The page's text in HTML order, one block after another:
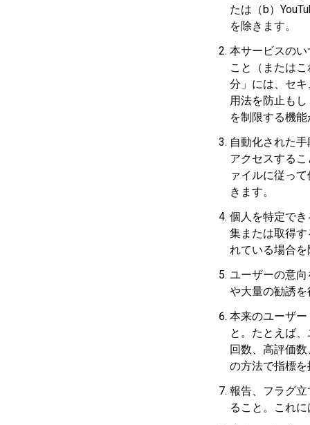
たは（b）
を除きます。
本サービスの
こと（または
分」には、セ
用法を防止も
を制限する機
自動化された
アクセスする
ァイルに従っ
きます。
個人を特定で
集または取得
れている場合
ユーザーの意
や大量の勧誘
本来のユーザ
と。たとえば
回数、高評価
の方法で指標
報告、フラグ
ること。これ